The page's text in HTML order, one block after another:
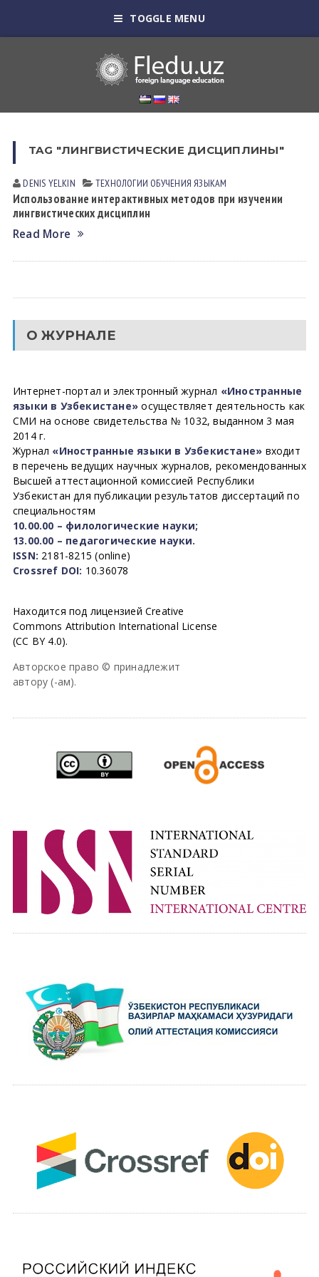
TOGGLE MENU
TAG "ЛИНГВИСТИЧЕСКИЕ ДИСЦИПЛИНЫ"
DENIS YELKIN ТЕХНОЛОГИИ ОБУЧЕНИЯ ЯЗЫКАМ
Использование интерактивных методов при изучении
лингвистических дисциплин
Read More
О ЖУРНАЛЕ
Интернет-портал и электронный журнал «Иностранные
языки в Узбекистане» осуществляет деятельность как
СМИ на основе свидетельства № 1032, выданном 3 мая
2014 г.
Журнал «Иностранные языки в Узбекистане» входит
в перечень ведущих научных журналов, рекомендованных
Высшей аттестационной комиссией Республики
Узбекистан для публикации результатов диссертаций по
специальностям
10.00.00 – филологические науки;
13.00.00 – педагогические науки.
ISSN: 2181-8215 (online)
Crossref DOI: 10.36078
Находится под лицензией Creative
Commons Attribution International License
(CC BY 4.0).
Авторское право © принадлежит
автору (-ам).